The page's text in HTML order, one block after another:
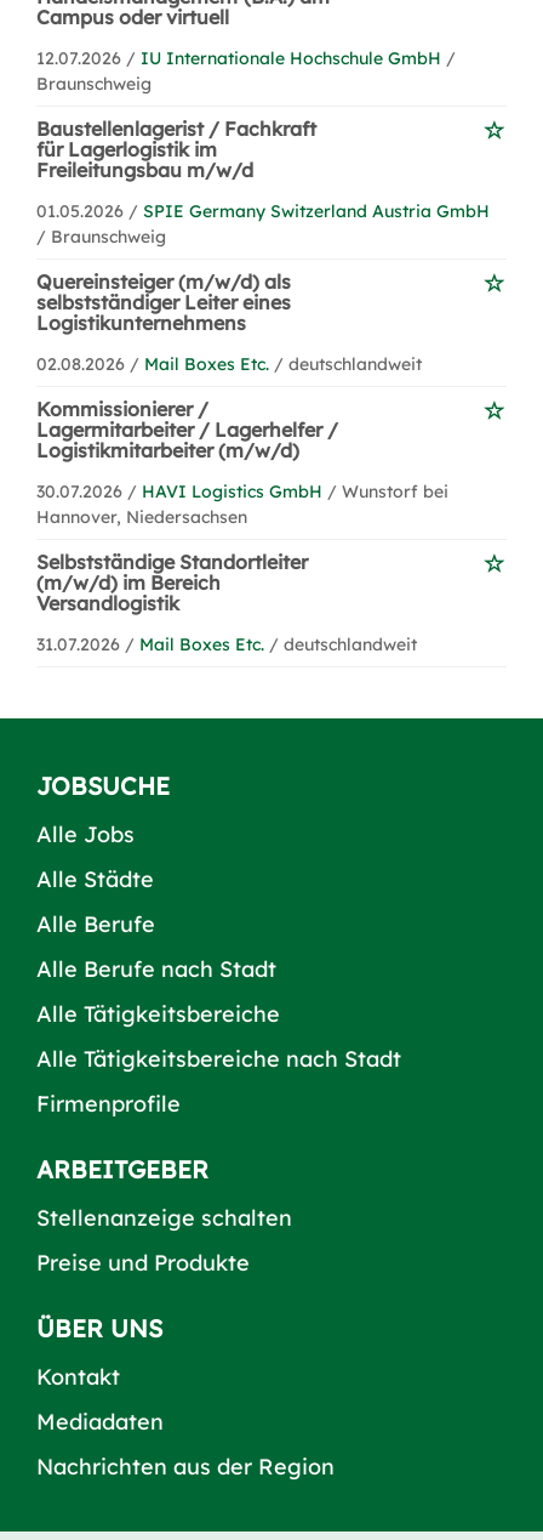
Campus oder virtuell
12.07.2026 / IU Internationale Hochschule GmbH /
Braunschweig
Baustellenlagerist / Fachkraft
für Lagerlogistik im
Freileitungsbau m/w/d
01.05.2026 / SPIE Germany Switzerland Austria GmbH
/ Braunschweig
Quereinsteiger (m/w/d) als
selbstständiger Leiter eines
Logistikunternehmens
02.08.2026 / Mail Boxes Etc. / deutschlandweit
Kommissionierer /
Lagermitarbeiter / Lagerhelfer /
Logistikmitarbeiter (m/w/d)
30.07.2026 / HAVI Logistics GmbH / Wunstorf bei
Hannover, Niedersachsen
Selbstständige Standortleiter
(m/w/d) im Bereich
Versandlogistik
31.07.2026 / Mail Boxes Etc. / deutschlandweit
JOBSUCHE
Alle Jobs
Alle Städte
Alle Berufe
Alle Berufe nach Stadt
Alle Tätigkeitsbereiche
Alle Tätigkeitsbereiche nach Stadt
Firmenprofile
ARBEITGEBER
Stellenanzeige schalten
Preise und Produkte
ÜBER UNS
Kontakt
Mediadaten
Nachrichten aus der Region